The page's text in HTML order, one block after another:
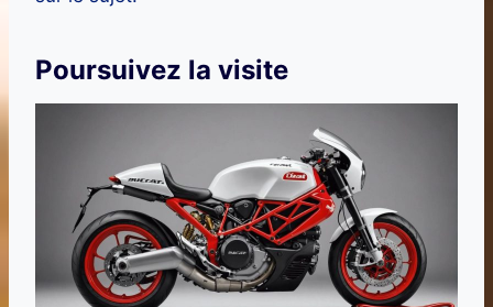
Poursuivez la visite